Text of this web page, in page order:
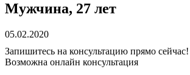
Мужчина, 27 лет
05.02.2020
Запишитесь на консультацию прямо сейчас!
Возможна онлайн консультация